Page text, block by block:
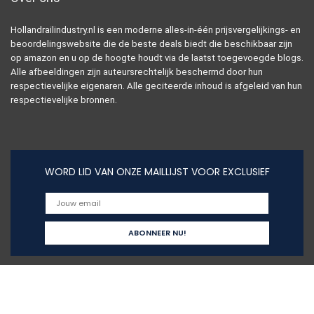
Hollandrailindustry.nl is een moderne alles-in-één prijsvergelijkings- en
beoordelingswebsite die de beste deals biedt die beschikbaar zijn
op amazon en u op de hoogte houdt via de laatst toegevoegde blogs.
Alle afbeeldingen zijn auteursrechtelijk beschermd door hun
respectievelijke eigenaren. Alle geciteerde inhoud is afgeleid van hun
respectievelijke bronnen.
WORD LID VAN ONZE MAILLIJST VOOR EXCLUSIEF